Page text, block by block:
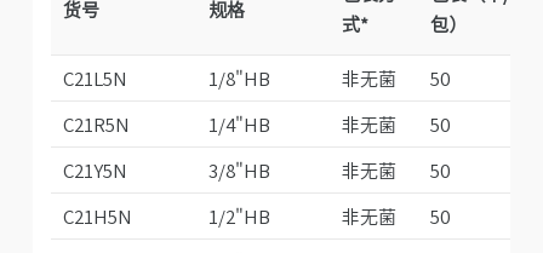
货号 规格
式*
包）
C21L5N
1/8"HB 非无菌 50
C21R5N
1/4"HB 非无菌 50
C21Y5N
3/8"HB 非无菌 50
C21H5N
1/2"HB 非无菌 50